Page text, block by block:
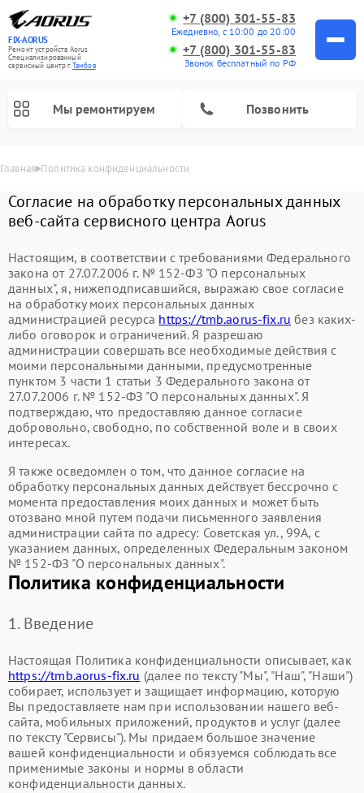
FIX-AORUS
Ремонт устройств Aorus
Специализированный
cервисный центр г.Тамбов
+7 (800) 301-55-83
Ежедневно, с 10:00 до 20:00
+7 (800) 301-55-83
Звонок бесплатный по РФ
Мы ремонтируем Позвонить
Главная Политика конфиденциальности
Согласие на обработку персональных данных
веб-сайта сервисного центра Aorus
Настоящим, в соответствии с требованиями Федерального
закона от 27.07.2006 г. № 152-ФЗ "О персональных
данных", я, нижеподписавшийся, выражаю свое согласие
на обработку моих персональных данных
администрацией ресурса https://tmb.aorus-fix.ru без каких-
либо оговорок и ограничений. Я разрешаю
администрации совершать все необходимые действия с
моими персональными данными, предусмотренные
пунктом 3 части 1 статьи 3 Федерального закона от
27.07.2006 г. № 152-ФЗ "О персональных данных". Я
подтверждаю, что предоставляю данное согласие
добровольно, свободно, по собственной воле и в своих
интересах.
Я также осведомлен о том, что данное согласие на
обработку персональных данных действует бессрочно с
момента предоставления моих данных и может быть
отозвано мной путем подачи письменного заявления
администрации сайта по адресу: Советская ул., 99А, с
указанием данных, определенных Федеральным законом
№ 152-ФЗ "О персональных данных".
Политика конфиденциальности
1. Введение
Настоящая Политика конфиденциальности описывает, как
https://tmb.aorus-fix.ru (далее по тексту "Мы", "Наш", "Наши")
собирает, использует и защищает информацию, которую
Вы предоставляете нам при использовании нашего веб-
сайта, мобильных приложений, продуктов и услуг (далее
по тексту "Сервисы"). Мы придаем большое значение
вашей конфиденциальности и обязуемся соблюдать все
применимые законы и нормы в области
конфиденциальности данных.